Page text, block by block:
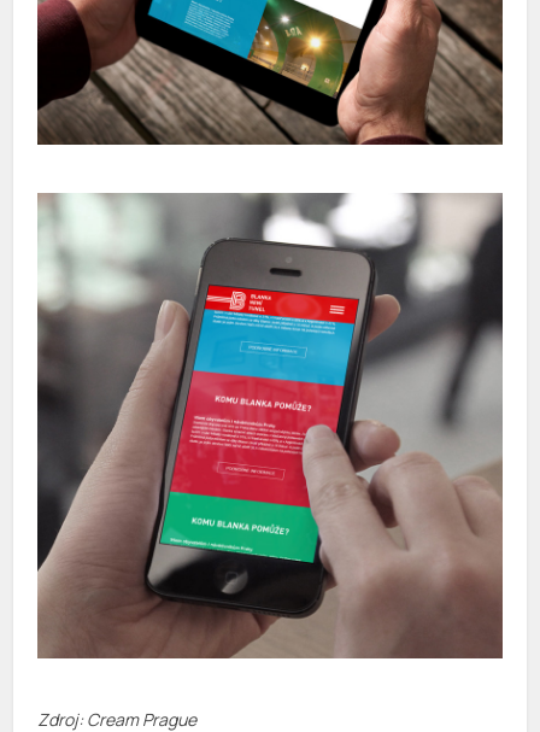
Zdroj: Cream Prague